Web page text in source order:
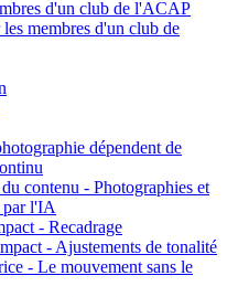
d'un club de l'ACAP
membres d'un club de
dépendent de
contenu - Photographies et
par l'IA
- Recadrage
- Ajustements de tonalité
- Le mouvement sans le